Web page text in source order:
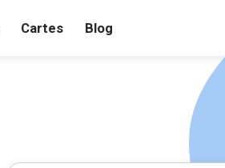
Cartes Blog